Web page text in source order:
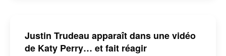
Justin Trudeau apparaît dans une vidéo
de Katy Perry… et fait réagir